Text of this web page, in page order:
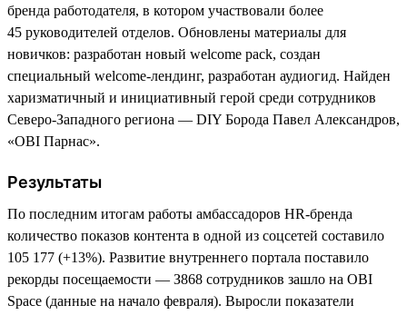
бренда работодателя, в котором участвовали более
45 руководителей отделов. Обновлены материалы для
новичков: разработан новый welcome pack, создан
специальный welcome-лендинг, разработан аудиогид. Найден
харизматичный и инициативный герой среди сотрудников
Северо-Западного региона — DIY Борода Павел Александров,
«ОBI Парнас».
Результаты
По последним итогам работы амбассадоров HR-бренда
количество показов контента в одной из соцсетей составило
105 177 (+13%). Развитие внутреннего портала поставило
рекорды посещаемости — З868 сотрудников зашло на OBI
Space (данные на начало февраля). Выросли показатели